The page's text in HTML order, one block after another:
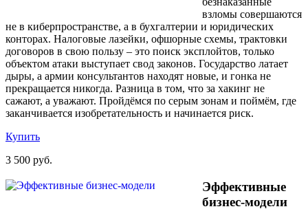
взломы совершаются
не в киберпространстве, а в бухгалтерии и юридических
конторах. Налоговые лазейки, офшорные схемы, трактовки
договоров в свою пользу – это поиск эксплойтов, только
объектом атаки выступает свод законов. Государство латает
дыры, а армии консультантов находят новые, и гонка не
прекращается никогда. Разница в том, что за хакинг не
сажают, а уважают. Пройдёмся по серым зонам и поймём, где
заканчивается изобретательность и начинается риск.
Купить
3 500 руб.
Эффективные
бизнес-модели